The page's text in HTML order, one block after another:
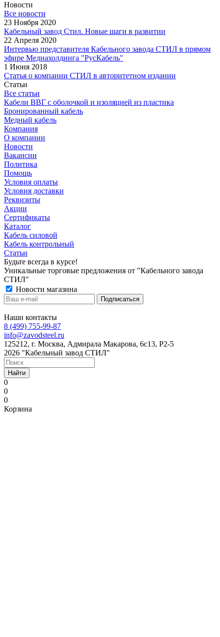
Новости
Все новости
23 Ноября 2020
Кабельный завод Стил. Новые шаги в развитии
22 Апреля 2020
Интервью представителя Кабельного завода СТИЛ в прямом
эфире Медиахолдинга "РусКабель"
1 Июня 2018
Статья о компании СТИЛ в авторитетном издании
Статьи
Все статьи
Кабели ВВГ с оболочкой и изоляцией из пластика
Бронированный кабель
Медный кабель
Компания
О компании
Новости
Вакансии
Политика
Помощь
Условия оплаты
Условия доставки
Реквизиты
Акции
Сертификаты
Каталог
Кабель силовой
Кабель контрольный
Статьи
Будьте всегда в курсе!
Уникальные торговые предложения от "Кабельного завода
СТИЛ"
Новости магазина
Наши контакты
8 (499) 755-99-87
info@zavodsteel.ru
125212, г. Москва, Адмирала Макарова, 6с13, Р2-5
2026 "Кабельный завод СТИЛ"
Найти
0
0
0
Корзина